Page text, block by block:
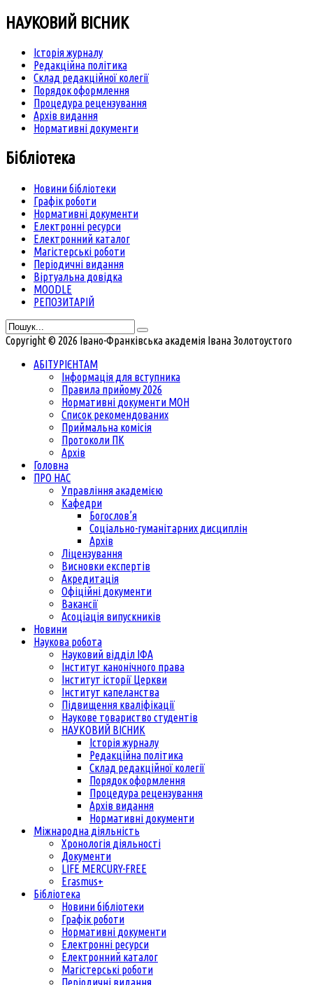
НАУКОВИЙ ВІСНИК
Історія журналу
Редакційна політика
Склад редакційної колегії
Порядок оформлення
Процедура рецензування
Архів видання
Нормативні документи
Бібліотека
Новини бібліотеки
Графік роботи
Нормативні документи
Електронні ресурси
Електронний каталог
Магістерські роботи
Періодичні видання
Віртуальна довідка
MOODLE
РЕПОЗИТАРІЙ
Copyright © 2026 Івано-Франківська академія Івана Золотоустого
АБІТУРІЄНТАМ
Інформація для вступника
Правила прийому 2026
Нормативні документи МОН
Список рекомендованих
Приймальна комісія
Протоколи ПК
Архів
Головна
ПРО НАС
Управління академією
Кафедри
Богослов’я
Соціально-гуманітарних дисциплін
Архів
Ліцензування
Висновки експертів
Акредитація
Офіційні документи
Вакансії
Асоціація випускників
Новини
Наукова робота
Науковий відділ ІФА
Інститут канонічного права
Інститут історії Церкви
Інститут капеланства
Підвищення кваліфікації
Наукове товариство студентів
НАУКОВИЙ ВІСНИК
Історія журналу
Редакційна політика
Склад редакційної колегії
Порядок оформлення
Процедура рецензування
Архів видання
Нормативні документи
Міжнародна діяльність
Хронологія діяльності
Документи
LIFE MERCURY-FREE
Erasmus+
Бібліотека
Новини бібліотеки
Графік роботи
Нормативні документи
Електронні ресурси
Електронний каталог
Магістерські роботи
Періодичні видання